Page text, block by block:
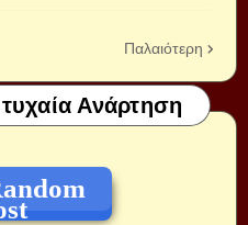
Παλαιότερη
Ανάρτηση